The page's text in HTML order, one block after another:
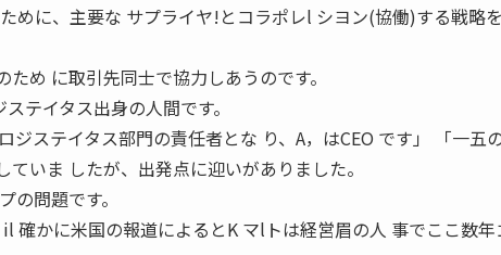
めに、主要な サプライヤ!とコラポレl シヨン(協働)する戦略
め に取引先同士で協力しあうのです。
テイタス出身の人間です。
ジステイタス部門の責任者とな り、A，はCEO です」 「一五
ていま したが、出発点に迎いがありました。
の問題です。
確かに米国の報道によるとK マlトは経営眉の人 事でここ数年